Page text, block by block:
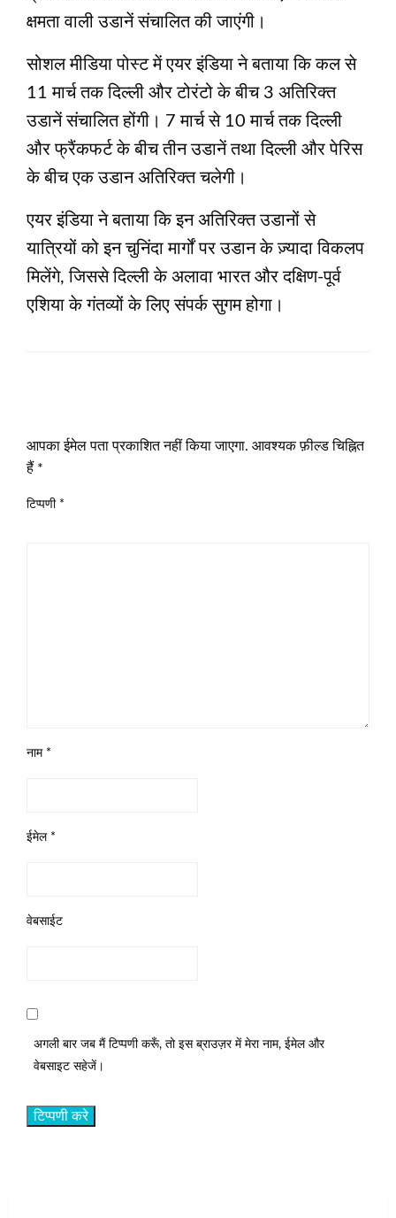
क्षमता वाली उडानें संचालित की जाएंगी।
सोशल मीडिया पोस्ट में एयर इंडिया ने बताया कि कल से
11 मार्च तक दिल्ली और टोरंटो के बीच 3 अतिरिक्‍त
उडानें संचालित होंगी। 7 मार्च से 10 मार्च तक दिल्ली
और फ्रैंकफर्ट के बीच तीन उडानें तथा दिल्ली और पेरिस
के बीच एक उडान अतिरिक्‍त चलेगी।
एयर इंडिया ने बताया कि इन अतिरिक्‍त उडानों से
यात्रियों को इन चुनिंदा मार्गों पर उडान के ज़्यादा विकलप
मिलेंगे, जिससे दिल्ली के अलावा भारत और दक्षिण-पूर्व
एशिया के गंतव्‍यों के लिए संपर्क सुगम होगा।
आपका ईमेल पता प्रकाशित नहीं किया जाएगा. आवश्यक फ़ील्ड चिह्नित
हैं *
टिप्पणी *
नाम *
ईमेल *
वेबसाईट
अगली बार जब मैं टिप्पणी करूँ, तो इस ब्राउज़र में मेरा नाम, ईमेल और
वेबसाइट सहेजें।